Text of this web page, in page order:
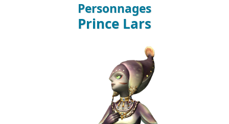
Personnages
Prince Lars